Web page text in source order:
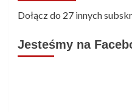
Dołącz do 27 innych
Jesteśmy na